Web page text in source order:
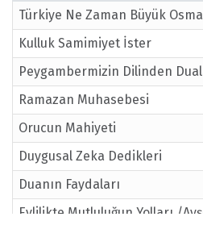
Türkiye Ne Zaman Büyük
Kulluk Samimiyet İster
Peygambermizin Dilinden
Ramazan Muhasebesi
Orucun Mahiyeti
Duygusal Zeka Dedikleri
Duanın Faydaları
Evlilikte Mutluluğun Yolları /